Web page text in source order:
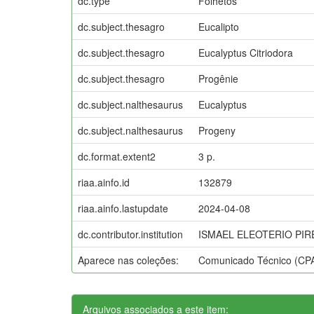
dc.subject.thesagro
Eucalipto
dc.subject.thesagro
Eucalyptus Citriodora
dc.subject.thesagro
Progênie
dc.subject.nalthesaurus
Eucalyptus
dc.subject.nalthesaurus
Progeny
dc.format.extent2
3 p.
riaa.ainfo.id
132879
riaa.ainfo.lastupdate
2024-04-08
dc.contributor.institution
ISMAEL ELEOTERIO
Aparece nas coleções:
Comunicado Técnico
Arquivos associados a este item: